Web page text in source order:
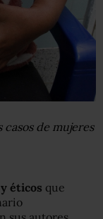
de mujeres
éticos que